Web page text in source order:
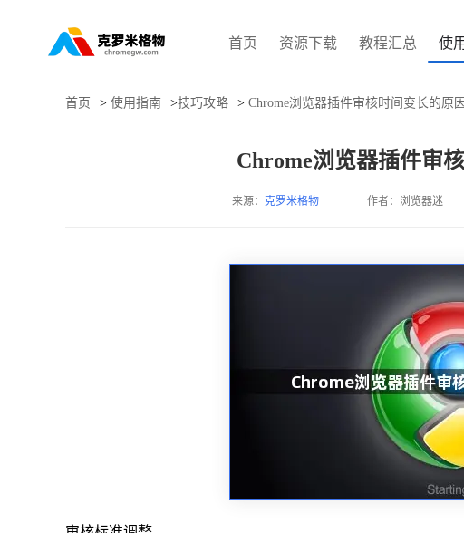
首页 资源下载 教程汇总 使
首页 > 使用指南 >技巧攻略 > Chrome浏览器插件审核时间变长的原
Chrome浏览器插件审
来源： 克罗米格物 作者：浏览器迷